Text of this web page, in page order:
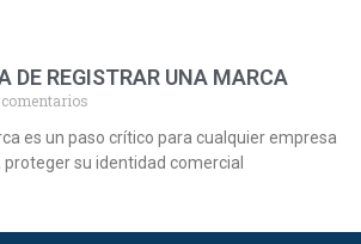
DE REGISTRAR UNA MARCA
es un paso crítico para cualquier empresa
su identidad comercial